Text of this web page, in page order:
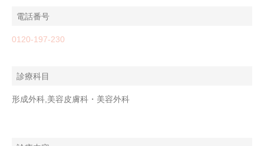
電話番号
0120-197-230
診療科目
形成外科,美容皮膚科・美容外科